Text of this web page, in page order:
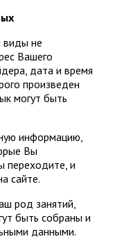
виды не
Вашего
дата и время
произведен
могут быть
информацию,
Вы
переходите, и
сайте.
род занятий,
быть собраны и
данными.